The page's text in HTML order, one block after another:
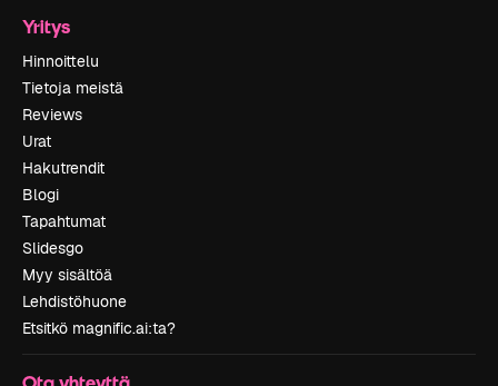
Yritys
Hinnoittelu
Tietoja meistä
Reviews
Urat
Hakutrendit
Blogi
Tapahtumat
Slidesgo
Myy sisältöä
Lehdistöhuone
Etsitkö magnific.ai:ta?